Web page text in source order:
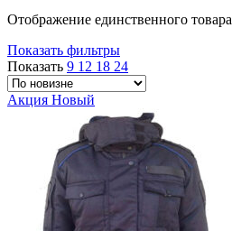
Отображение единственного товара
Показать фильтры
Показать 9 12 18 24
Акция Новый